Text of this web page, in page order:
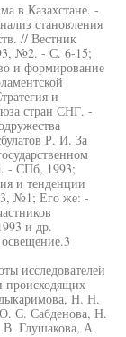
в Казахстане. -
становления
// Вестник
№2. - С. 6-15;
и формирование
и
стран СНГ. -
Р. И. За
- СПб, 1993;
и тенденции
№1; Его же: -
и др.
исследователей
происходящих
Н. Н.
С. Сабденова, Н.
Глушакова, А.